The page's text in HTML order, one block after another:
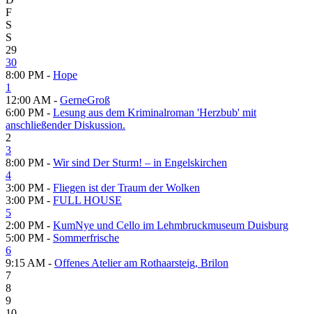
F
S
S
29
30
8:00 PM - Hope
1
12:00 AM - GerneGroß
6:00 PM - Lesung aus dem Kriminalroman 'Herzbub' mit
anschließender Diskussion.
2
3
8:00 PM - Wir sind Der Sturm! – in Engelskirchen
4
3:00 PM - Fliegen ist der Traum der Wolken
3:00 PM - FULL HOUSE
5
2:00 PM - KumNye und Cello im Lehmbruckmuseum Duisburg
5:00 PM - Sommerfrische
6
9:15 AM - Offenes Atelier am Rothaarsteig, Brilon
7
8
9